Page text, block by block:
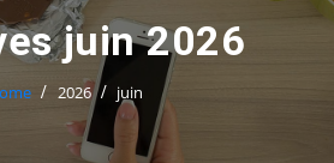
juin 2026
2026 juin